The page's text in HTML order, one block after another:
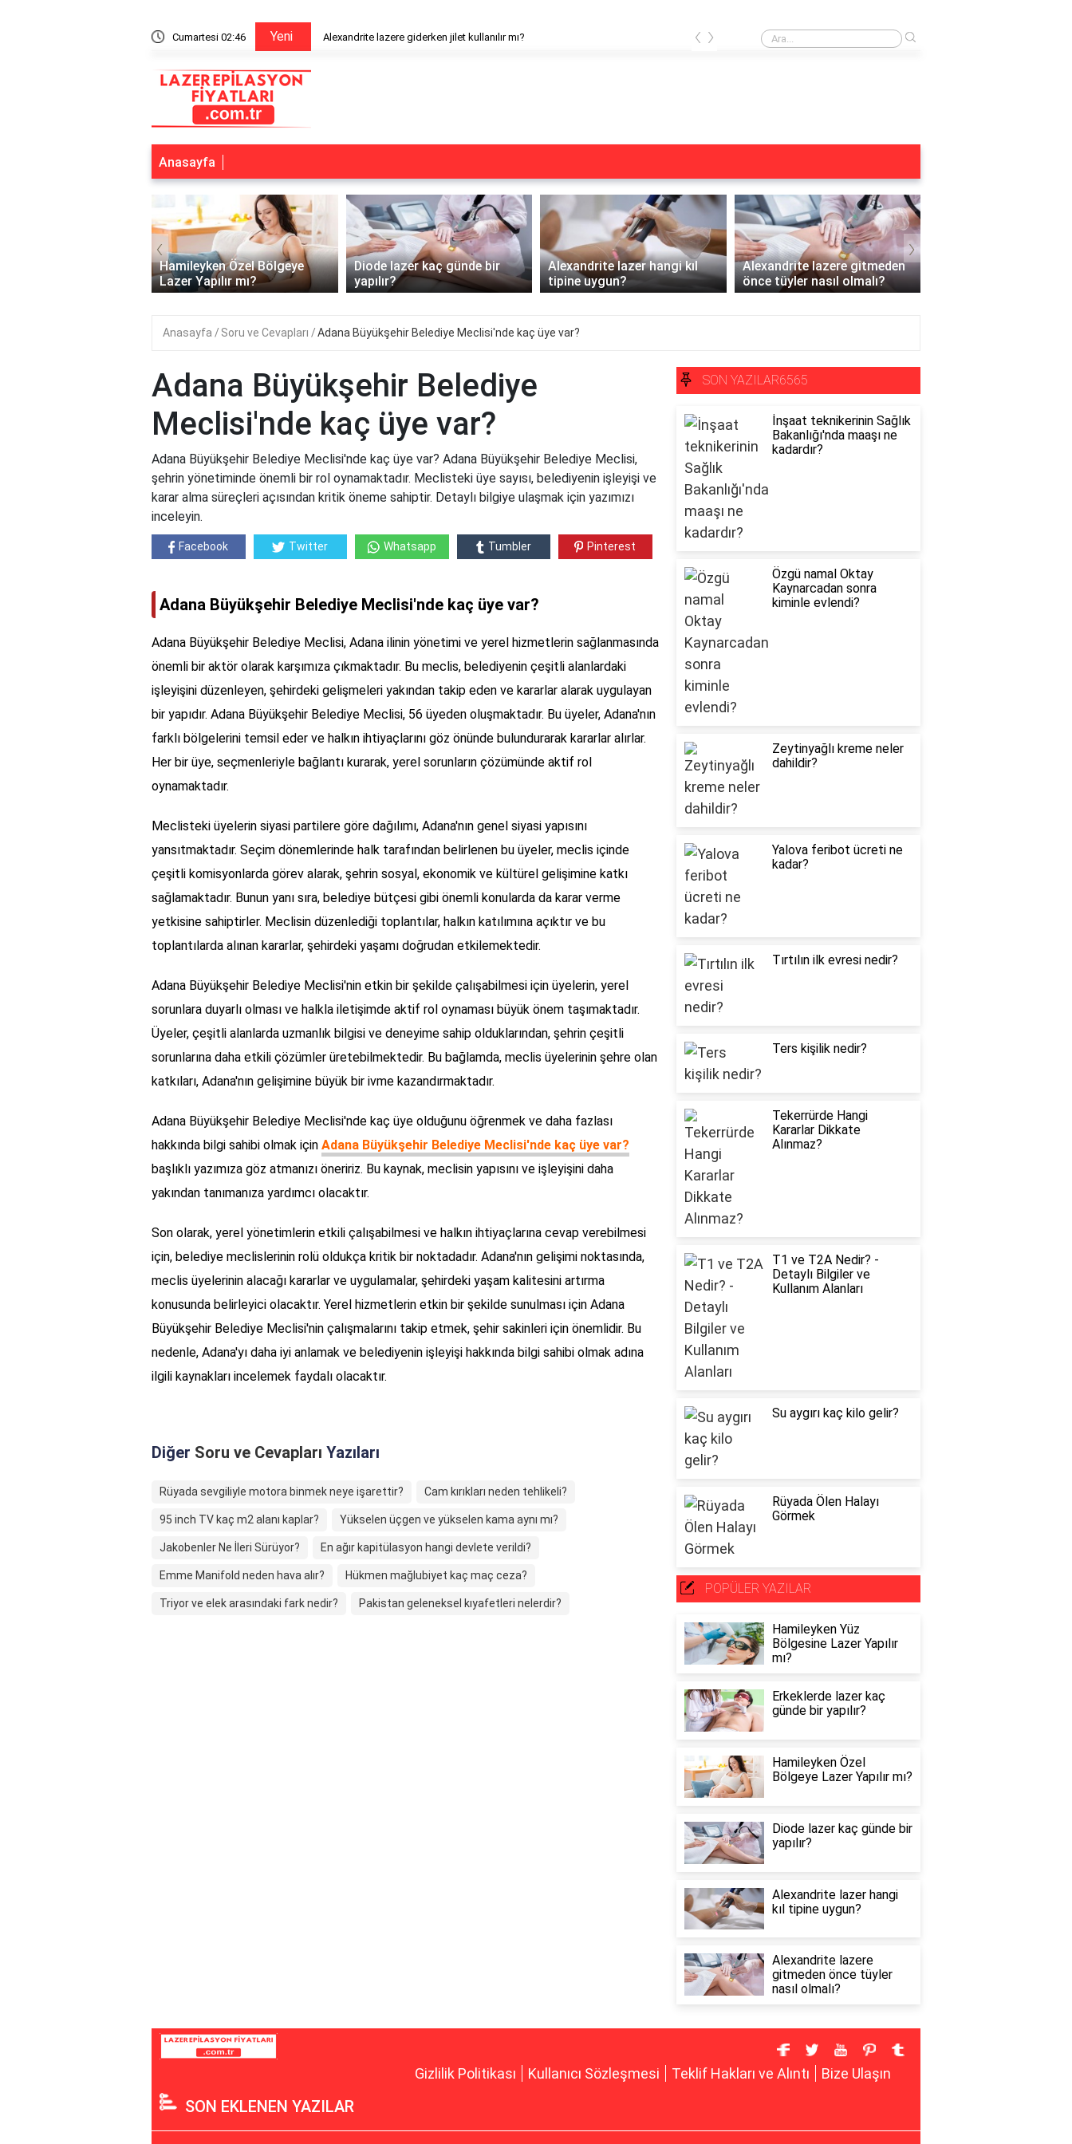
Cumartesi 02:46 Yeni Alexandrite lazere giderken jilet kullanılır mı? Buz lazer öncesi duş alınır mı?
‹ ›
Anasayfa
Hamileyken Özel Bölgeye
Lazer Yapılır mı?
Diode lazer kaç günde bir
yapılır?
Alexandrite lazer hangi kıl
tipine uygun?
Alexandrite lazere gitmeden
önce tüyler nasıl olmalı?
‹ ›
Anasayfa Soru ve Cevapları Adana Büyükşehir Belediye Meclisi'nde kaç üye var?
Adana Büyükşehir Belediye
Meclisi'nde kaç üye var?
Adana Büyükşehir Belediye Meclisi'nde kaç üye var? Adana Büyükşehir Belediye Meclisi,
şehrin yönetiminde önemli bir rol oynamaktadır. Meclisteki üye sayısı, belediyenin işleyişi ve
karar alma süreçleri açısından kritik öneme sahiptir. Detaylı bilgiye ulaşmak için yazımızı
inceleyin.
Facebook Twitter Whatsapp Tumbler Pinterest
Adana Büyükşehir Belediye Meclisi'nde kaç üye var?
Adana Büyükşehir Belediye Meclisi, Adana ilinin yönetimi ve yerel hizmetlerin sağlanmasında
önemli bir aktör olarak karşımıza çıkmaktadır. Bu meclis, belediyenin çeşitli alanlardaki
işleyişini düzenleyen, şehirdeki gelişmeleri yakından takip eden ve kararlar alarak uygulayan
bir yapıdır. Adana Büyükşehir Belediye Meclisi, 56 üyeden oluşmaktadır. Bu üyeler, Adana'nın
farklı bölgelerini temsil eder ve halkın ihtiyaçlarını göz önünde bulundurarak kararlar alırlar.
Her bir üye, seçmenleriyle bağlantı kurarak, yerel sorunların çözümünde aktif rol
oynamaktadır.
Meclisteki üyelerin siyasi partilere göre dağılımı, Adana'nın genel siyasi yapısını
yansıtmaktadır. Seçim dönemlerinde halk tarafından belirlenen bu üyeler, meclis içinde
çeşitli komisyonlarda görev alarak, şehrin sosyal, ekonomik ve kültürel gelişimine katkı
sağlamaktadır. Bunun yanı sıra, belediye bütçesi gibi önemli konularda da karar verme
yetkisine sahiptirler. Meclisin düzenlediği toplantılar, halkın katılımına açıktır ve bu
toplantılarda alınan kararlar, şehirdeki yaşamı doğrudan etkilemektedir.
Adana Büyükşehir Belediye Meclisi'nin etkin bir şekilde çalışabilmesi için üyelerin, yerel
sorunlara duyarlı olması ve halkla iletişimde aktif rol oynaması büyük önem taşımaktadır.
Üyeler, çeşitli alanlarda uzmanlık bilgisi ve deneyime sahip olduklarından, şehrin çeşitli
sorunlarına daha etkili çözümler üretebilmektedir. Bu bağlamda, meclis üyelerinin şehre olan
katkıları, Adana'nın gelişimine büyük bir ivme kazandırmaktadır.
Adana Büyükşehir Belediye Meclisi'nde kaç üye olduğunu öğrenmek ve daha fazlası
hakkında bilgi sahibi olmak için Adana Büyükşehir Belediye Meclisi'nde kaç üye var?
başlıklı yazımıza göz atmanızı öneririz. Bu kaynak, meclisin yapısını ve işleyişini daha
yakından tanımanıza yardımcı olacaktır.
Son olarak, yerel yönetimlerin etkili çalışabilmesi ve halkın ihtiyaçlarına cevap verebilmesi
için, belediye meclislerinin rolü oldukça kritik bir noktadadır. Adana'nın gelişimi noktasında,
meclis üyelerinin alacağı kararlar ve uygulamalar, şehirdeki yaşam kalitesini artırma
konusunda belirleyici olacaktır. Yerel hizmetlerin etkin bir şekilde sunulması için Adana
Büyükşehir Belediye Meclisi'nin çalışmalarını takip etmek, şehir sakinleri için önemlidir. Bu
nedenle, Adana'yı daha iyi anlamak ve belediyenin işleyişi hakkında bilgi sahibi olmak adına
ilgili kaynakları incelemek faydalı olacaktır.
Diğer Soru ve Cevapları Yazıları
Rüyada sevgiliyle motora binmek neye işarettir? Cam kırıkları neden tehlikeli?
95 inch TV kaç m2 alanı kaplar? Yükselen üçgen ve yükselen kama aynı mı?
Jakobenler Ne İleri Sürüyor? En ağır kapitülasyon hangi devlete verildi?
Emme Manifold neden hava alır? Hükmen mağlubiyet kaç maç ceza?
Triyor ve elek arasındaki fark nedir? Pakistan geleneksel kıyafetleri nelerdir?
SON YAZILAR6565
İnşaat teknikerinin Sağlık
Bakanlığı'nda maaşı ne
kadardır?
Özgü namal Oktay
Kaynarcadan sonra
kiminle evlendi?
Zeytinyağlı kreme neler
dahildir?
Yalova feribot ücreti ne
kadar?
Tırtılın ilk evresi nedir?
Ters kişilik nedir?
Tekerrürde Hangi
Kararlar Dikkate
Alınmaz?
T1 ve T2A Nedir? -
Detaylı Bilgiler ve
Kullanım Alanları
Su aygırı kaç kilo gelir?
Rüyada Ölen Halayı
Görmek
POPÜLER YAZILAR
Hamileyken Yüz
Bölgesine Lazer Yapılır
mı?
Erkeklerde lazer kaç
günde bir yapılır?
Hamileyken Özel
Bölgeye Lazer Yapılır mı?
Diode lazer kaç günde bir
yapılır?
Alexandrite lazer hangi
kıl tipine uygun?
Alexandrite lazere
gitmeden önce tüyler
nasıl olmalı?
Gizlilik Politikası Kullanıcı Sözleşmesi Teklif Hakları ve Alıntı Bize Ulaşın
SON EKLENEN YAZILAR